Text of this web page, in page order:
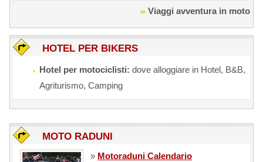
Viaggi avventura in moto
HOTEL PER BIKERS
Hotel per motociclisti: dove alloggiare in Hotel, B&B,
Agriturismo, Camping
MOTO RADUNI
» Motoraduni Calendario